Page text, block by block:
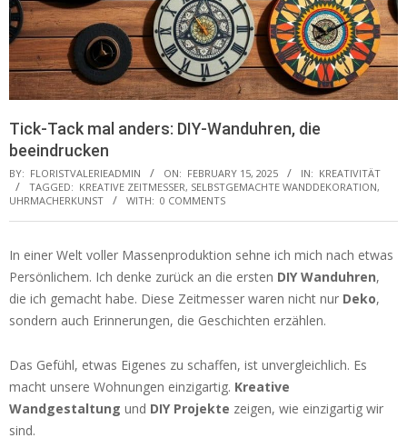
Tick-Tack mal anders: DIY-Wanduhren, die
beeindrucken
BY: FLORISTVALERIEADMIN ON: FEBRUARY 15, 2025 IN: KREATIVITÄT
TAGGED: KREATIVE ZEITMESSER, SELBSTGEMACHTE WANDDEKORATION,
UHRMACHERKUNST
WITH: 0 COMMENTS
In einer Welt voller Massenproduktion sehne ich mich nach etwas
Persönlichem. Ich denke zurück an die ersten DIY Wanduhren,
die ich gemacht habe. Diese Zeitmesser waren nicht nur Deko,
sondern auch Erinnerungen, die Geschichten erzählen.
Das Gefühl, etwas Eigenes zu schaffen, ist unvergleichlich. Es
macht unsere Wohnungen einzigartig. Kreative
Wandgestaltung und DIY Projekte zeigen, wie einzigartig wir
sind.